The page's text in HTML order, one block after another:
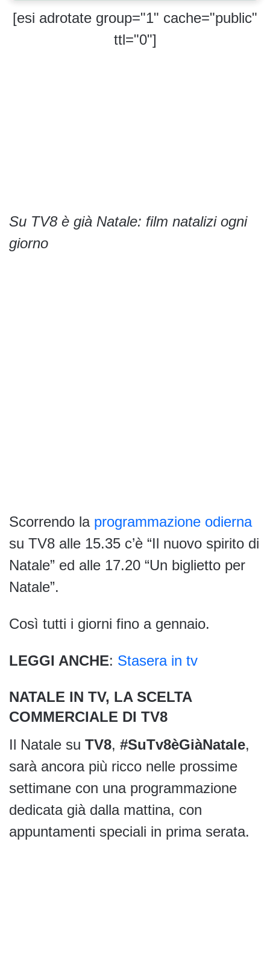
[esi adrotate group="1" cache="public"
ttl="0"]
Su TV8 è già Natale: film natalizi ogni
giorno
Scorrendo la programmazione odierna
su TV8 alle 15.35 c’è “Il nuovo spirito di
Natale” ed alle 17.20 “Un biglietto per
Natale”.
Così tutti i giorni fino a gennaio.
LEGGI ANCHE: Stasera in tv
NATALE IN TV, LA SCELTA
COMMERCIALE DI TV8
Il Natale su TV8, #SuTv8èGiàNatale,
sarà ancora più ricco nelle prossime
settimane con una programmazione
dedicata già dalla mattina, con
appuntamenti speciali in prima serata.